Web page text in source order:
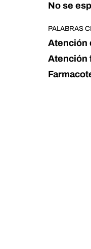
No se
PALABRAS
Atención
Atención